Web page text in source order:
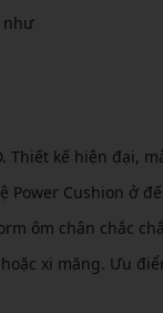
như
Thiết kế hiện đại,
Power Cushion ở
ôm chân chắc
xi măng. Ưu